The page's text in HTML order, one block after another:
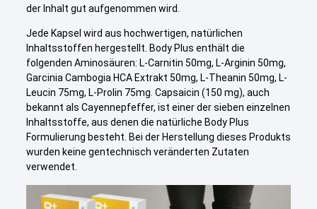
der Inhalt gut aufgenommen wird.
Jede Kapsel wird aus hochwertigen, natürlichen
Inhaltsstoffen hergestellt. Body Plus enthält die
folgenden Aminosäuren: L-Carnitin 50mg, L-Arginin 50mg,
Garcinia Cambogia HCA Extrakt 50mg, L-Theanin 50mg, L-
Leucin 75mg, L-Prolin 75mg. Capsaicin (150 mg), auch
bekannt als Cayennepfeffer, ist einer der sieben einzelnen
Inhaltsstoffe, aus denen die natürliche Body Plus
Formulierung besteht. Bei der Herstellung dieses Produkts
wurden keine gentechnisch veränderten Zutaten
verwendet.